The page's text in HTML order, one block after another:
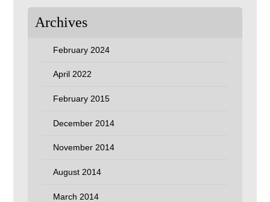
Archives
February 2024
April 2022
February 2015
December 2014
November 2014
August 2014
March 2014